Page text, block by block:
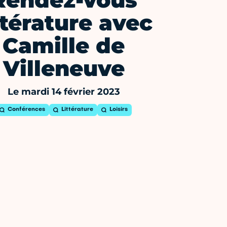
avec
Camille de
Villeneuve
Le mardi 14 février 2023
Conférences Littérature Loisirs